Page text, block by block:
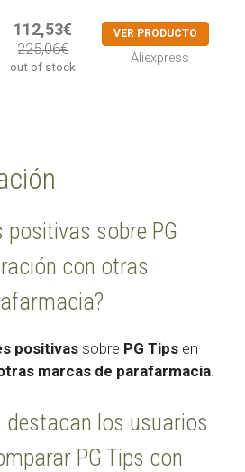
112,53€
225,06€
out of stock
VER PRODUCTO
Aliexpress
positivas sobre PG
con otras
positivas sobre PG Tips en
marcas de parafarmacia
destacan los usuarios
PG Tips con